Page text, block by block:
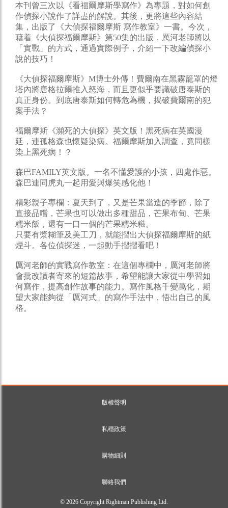
本刊曾三次以《看福爾摩斯學寫作》為專題，對如何創
作偵探小說作了詳盡的解說。其後，更將這些內容結
集，出版了《大偵探福爾摩斯 寫作教室》一書。今次，
藉着《大偵探福爾摩斯》第50集的出版，厲河老師將以
「實戰」的方式，通過實際例子，介紹一下改編偵探小
說的技巧！
《大偵探福爾摩斯》M博士外傳！費爾南在黑霧籠罩的燈
塔內將唐格拉爾推入怒海，而且更似乎要識破唐泰斯的
真正身份。到底唐泰斯如何轉危為機，揭破費爾南的犯
案手法？
福爾摩斯《瀕死的大偵探》英文版！黑死病在英國漫
延，連孤格森也懷疑染病。福爾摩斯加入調查，竟同樣
染上黑死病！？
森巴FAMILY英文版。一名不懂愛護的小孩，四處作惡。
森巴連同虎丸一起用愛與爆笑感化他！
精彩親子專欄：夏天到了，又是芒果當造的季節，除了
直接品嚐，芒果也可以做出多種甜品，芒果布甸、芒果
糯米飯，還有一口一個的芒果糯米糍。
只要有漿糊筆及美工刀，就能摺出大偵探福爾摩斯的紙
煙斗。各位偵探迷，一起動手摺摺看吧！
厲河老師的實戰寫作教室：在這個專欄中，厲河老師將
會批改讀者寄來的短篇故事，希望能讓大家從中學習如
何寫作，提高創作故事的能力。寫作風格千變萬化，期
望大家能夠從「厲河式」的寫作手法中，悟出自己的風
格。
版權聲明
私穩政策
購物細則
聯絡我們
© 2026 Copyright Rightman Publishing Ltd.